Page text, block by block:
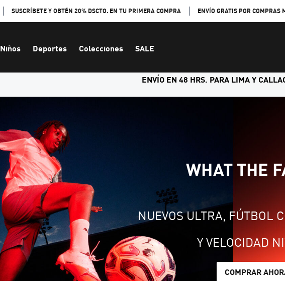
SUSCRÍBETE Y OBTÉN 20% DSCTO. EN TU PRIMERA COMPRA ENVÍO GRATIS POR COMPRAS
Niños Deportes Colecciones SALE
ENVÍO EN 48 HRS. PARA LIMA Y
WHAT THE
NUEVOS ULTRA, FÚTBOL
Y VELOCIDAD
COMPRAR